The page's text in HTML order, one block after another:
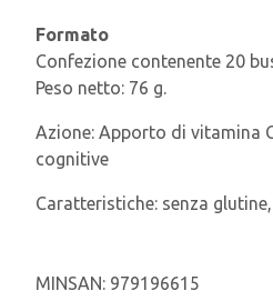
Formato
Confezione contenente 20
Peso netto: 76 g.
Azione: Apporto di vitamina
cognitive
Caratteristiche: senza
MINSAN: 979196615